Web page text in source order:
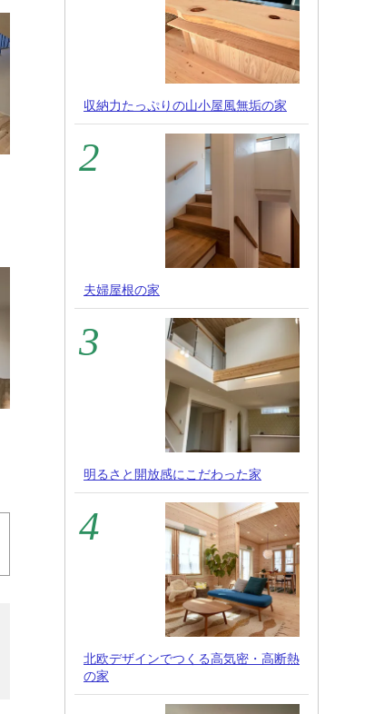
収納力たっぷりの山小屋風無垢の家
夫婦屋根の家
明るさと開放感にこだわった家
北欧デザインでつくる高気密・高断熱
の家